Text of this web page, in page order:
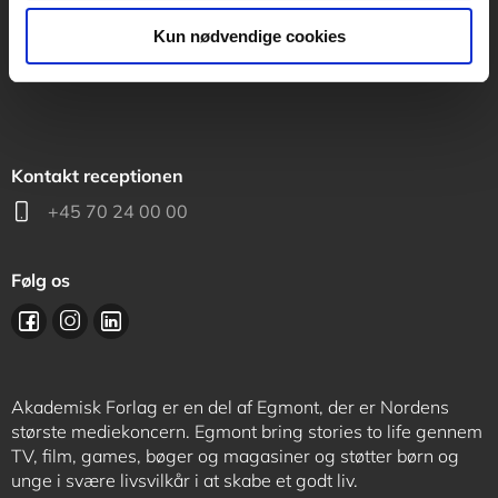
Kun nødvendige cookies
support@akademisk.dk
Kontakt receptionen
+45 70 24 00 00
Følg os
Akademisk Forlag er en del af Egmont, der er Nordens
største mediekoncern. Egmont bring stories to life gennem
TV, film, games, bøger og magasiner og støtter børn og
unge i svære livsvilkår i at skabe et godt liv.